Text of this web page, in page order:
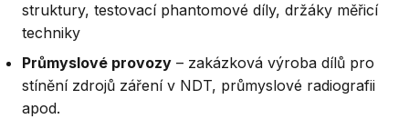
struktury, testovací phantomové díly, držáky měřicí
techniky
Průmyslové provozy – zakázková výroba dílů pro
stínění zdrojů záření v NDT, průmyslové radiografii
apod.